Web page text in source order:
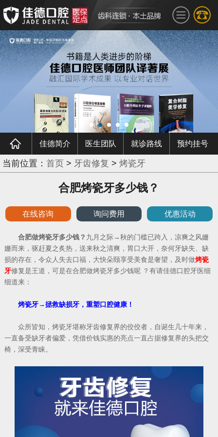
佳德简介 医生团队 就诊路线 预约挂号
当前位置： 首页 > 牙齿修复 > 烤瓷牙
合肥烤瓷牙多少钱？
在线咨询 询问费用 优惠活动
合肥做烤瓷牙多少钱？ 九月之际→秋的门槛已跨入，凉爽之风姗
姗而来，驱赶夏之炙热，送来秋之清爽，胃口大开，奈何牙缺失、缺
损的存在，令众人失去口福，大快朵颐享受美食是奢望，及时做烤瓷
牙修复是王道，可是在合肥做烤瓷牙多少钱呢 ？有请佳德口腔牙医细
细道来：
烤瓷牙→拯救缺损牙，重塑口腔健康！
众所皆知，烤瓷牙堪称牙齿修复界的佼佼者，自诞生几十年来，
一直备受缺牙者偏爱，凭借价钱实惠的亮点一直占据修复界的头把交
椅，深受青睐。